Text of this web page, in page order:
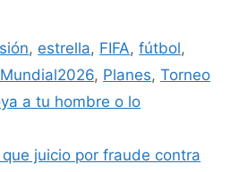
, estrella, FIFA,fútbol,
Mundial2026, Planes, Torneo
a tu hombre o lo
juicio por fraude contra